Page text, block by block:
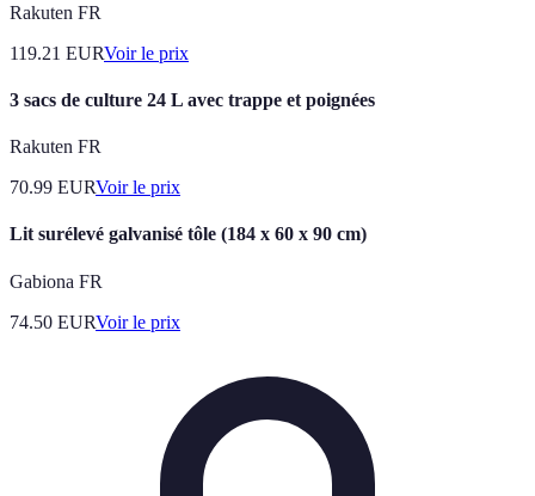
Rakuten FR
119.21 EURVoir le prix
3 sacs de culture 24 L avec trappe et poignées
Rakuten FR
70.99 EURVoir le prix
Lit surélevé galvanisé tôle (184 x 60 x 90 cm)
Gabiona FR
74.50 EURVoir le prix